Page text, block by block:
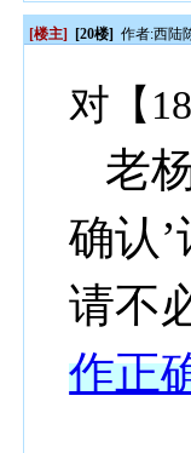
[楼主] [20楼] 作者:西陆
对【
老
确认
请不
作正